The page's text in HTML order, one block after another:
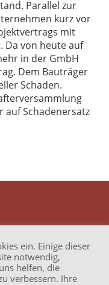
Parallel zur
kurz vor
mit
Da von heute auf
in der GmbH
Dem Bauträger
Schaden.
auf Schadenersatz
ein. Einige dieser
notwendig,
helfen, die
verbessern. Ihre